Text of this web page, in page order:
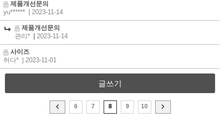
제품개선문의
yu******
| 2023-11-14
제품개선문의
관리*
2023-11-14
사이즈
허다*
| 2023-11-01
글쓰기
6 7 8 9 10